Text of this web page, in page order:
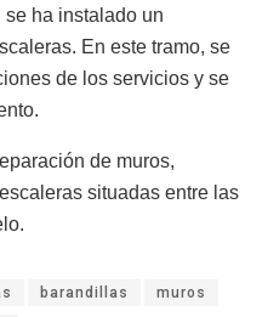
se ha instalado un
En este tramo, se
de los servicios y se
de muros,
situadas entre las
barandillas muros